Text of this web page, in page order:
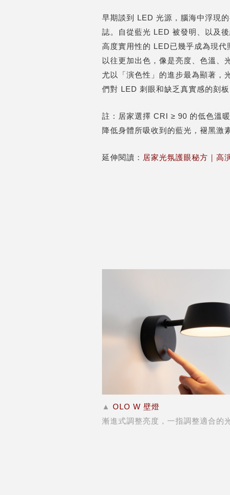
早期談到 LED 光源，腦海中浮現
誌。自從藍光 LED 被發明、以及
高度實用性的 LED已幾乎成為現
以往更加出色，像是亮度、色溫、
尤以「演色性」的進步最為顯著，
們對 LED 刺眼和缺乏真實感的刻板
註：居家選擇 CRI ≥ 90 的低色溫
降低身體所吸收到的藍光，褪黑激
延伸閱讀： 居家光氛護眼秘方｜高
▲ OLO W 壁燈
漸進式調整亮度，一指調整適合的